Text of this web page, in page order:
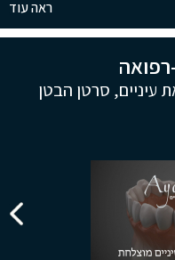
ראה עוד
רפואה
עיניים, סרטן הבטן